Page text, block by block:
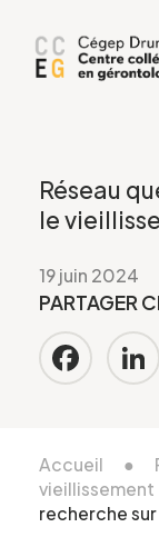
Accueil ●
vieillissement
recherche
Réseau
le
19 juin 2024
PARTAGER